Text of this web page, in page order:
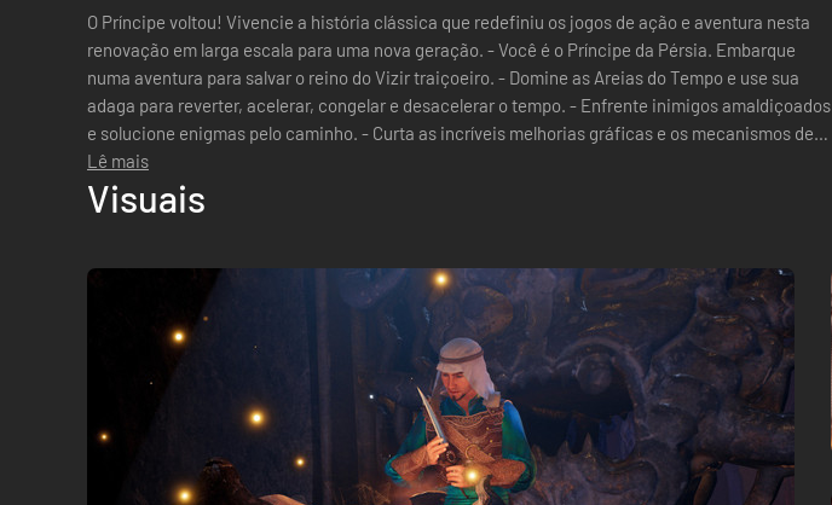
O Príncipe voltou! Vivencie a história clássica que redefiniu os jogos de ação e aventura nesta
renovação em larga escala para uma nova geração. - Você é o Príncipe da Pérsia. Embarque
numa aventura para salvar o reino do Vizir traiçoeiro. - Domine as Areias do Tempo e use sua
adaga para reverter, acelerar, congelar e desacelerar o tempo. - Enfrente inimigos amaldiçoados
e solucione enigmas pelo caminho. - Curta as incríveis melhorias gráficas e os mecanismos de
jogo remod...
Lê mais
Visuais